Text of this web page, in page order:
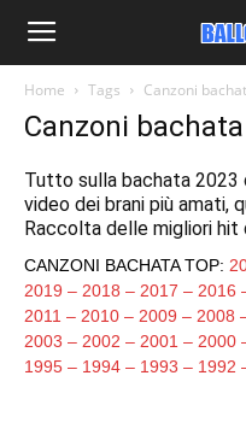
Home Tags Canzoni
Canzoni
Tutto sulla bachata 2023
video dei brani più amati,
Raccolta delle migliori hit
CANZONI BACHATA TOP:
2019 – 2018 – 2017 – 2016
2011 – 2010 – 2009 – 2008
2003 – 2002 – 2001 – 2000
1995 – 1994 – 1993 – 1992